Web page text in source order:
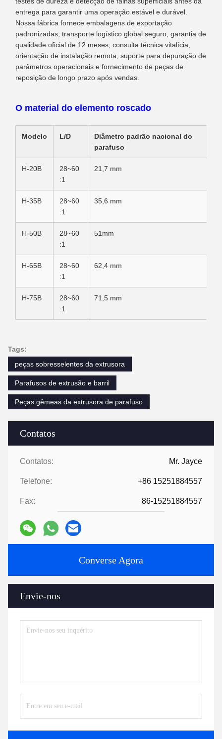
Contatos
Contatos: Mr. Jayce
Telefone: +86 15251884557
Fax: 86-15251884557
Converse Agora
Envie-nos
entrega para garantir uma operação estável e durável.
Nossa fábrica fornece embalagens de exportação
padronizadas, transporte logístico global seguro, garantia de
qualidade oficial de 12 meses, consulta técnica vitalícia,
orientação de instalação remota, suporte para depuração de
parâmetros operacionais e fornecimento de peças de
reposição de longo prazo após vendas.
O material do elemento roscado
Modelo L/D
Diâmetro padrão nacional do
parafuso
H-20B
28~60
:1
21,7 mm
H-35B
28~60
:1
35,6 mm
H-50B
28~60
:1
51mm
H-65B
28~60
:1
62,4 mm
H-75B
28~60
:1
71,5 mm
Tags:
peças sobresselentes da extrusora
Parafusos de extrusão e barril
Peças gêmeas da extrusora de parafuso